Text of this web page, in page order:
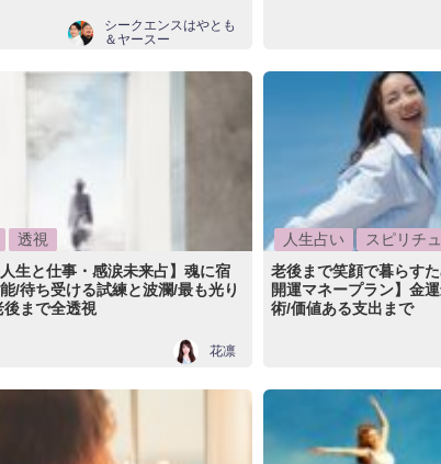
シークエンスはやとも
＆ヤースー
透視
人生と仕事・感涙未来占】魂に宿
/待ち受ける試練と波瀾/最も光り
まで全透視
花凛
人生占い
スピリチ
老後まで笑顔で暮らす
開運マネープラン】金
術/価値ある支出まで